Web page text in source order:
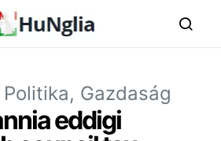
Politika, Gazdaság
eddigi